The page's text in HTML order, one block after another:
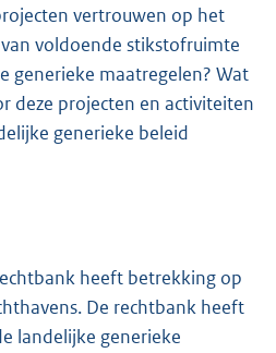
vertrouwen op het
voldoende stikstofruimte
generieke maatregelen? Wat
deze projecten en activiteiten
generieke beleid
heeft betrekking op
De rechtbank heeft
landelijke generieke